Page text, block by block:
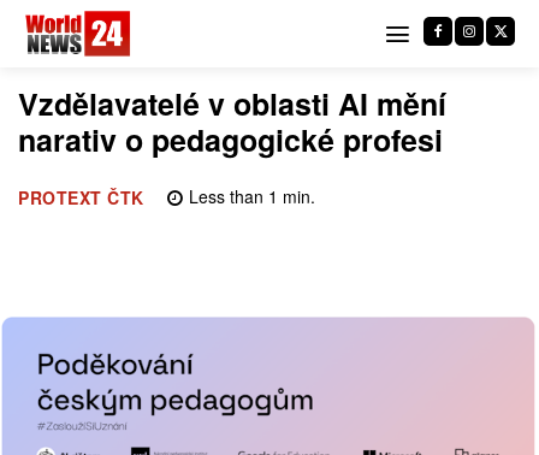
Vzdělavatelé v oblasti AI mění
narativ o pedagogické profesi
PROTEXT ČTK Less than 1 min.